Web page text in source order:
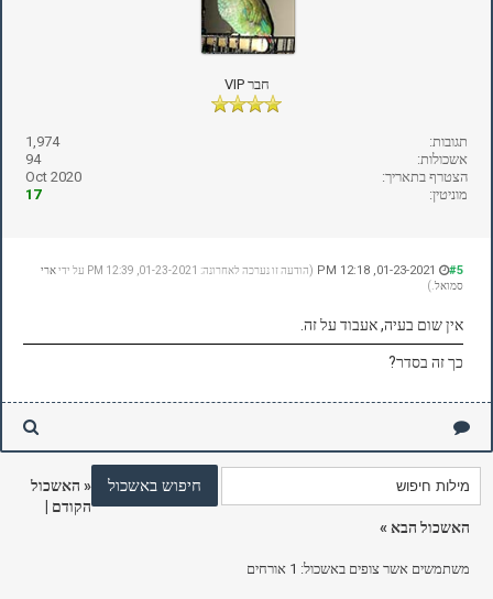
חבר VIP
תגובות:
1,974
אשכולות:
94
הצטרף בתאריך:
Oct 2020
מוניטין:
17
#5 (הודעה זו נערכה לאחרונה: 01-23-2021, 12:39 PM על ידי
ארי
סמואל.)
אין שום בעיה, אעבוד על זה.
כך זה בסדר?
« האשכול
הקודם
האשכול הבא »
משתמשים אשר צופים באשכול: 1 אורחים